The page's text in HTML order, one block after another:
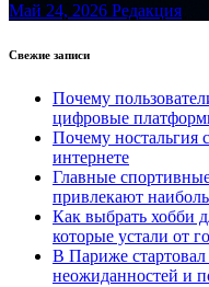
Май 24, 2026 Редакция
Свежие записи
Почему
цифровые
Почему ностальгия
интернете
Главные
привлекают
Как выбрать хобби
которые устали от
В Париже
неожиданностей и